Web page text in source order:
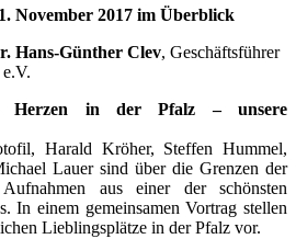
November 2017 im Überblick
Hans-Günther Clev, Geschäftsführer
Herzen in der Pfalz – unsere
Harald Kröher, Steffen Hummel,
Lauer sind über die Grenzen der
aus einer der schönsten
In einem gemeinsamen Vortrag stellen
Lieblingsplätze in der Pfalz vor.